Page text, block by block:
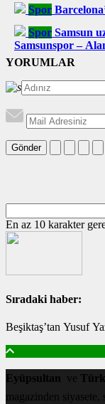
Spor
Spor Samsun
Samsunspor –
YORUMLAR
Gönder
En az 10 karakter
Sıradaki haber:
Beşiktaş’tan Yusuf
Eyüpsultan ve
magazinden siyasete,